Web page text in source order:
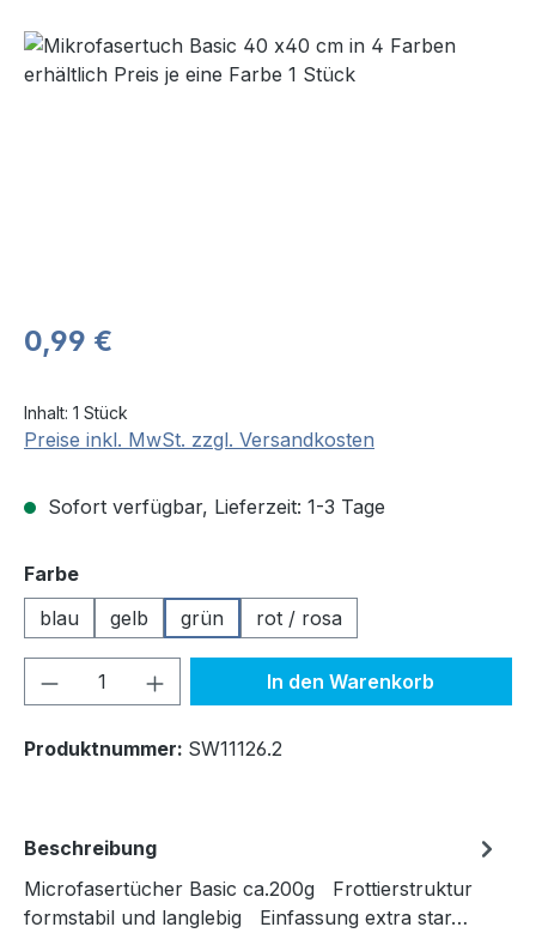
Bildergalerie überspringen
Regulärer Preis:
0,99 €
Inhalt: 1 Stück
Preise inkl. MwSt. zzgl. Versandkosten
Sofort verfügbar, Lieferzeit: 1-3 Tage
Farbeauswählen
blau
gelb grün rot / rosa
Produkt Anzahl: Gib denIn den Warenkorb
Produktnummer: SW11126.2
Beschreibung
Microfasertücher Basic ca.200g Frottierstruktur
formstabil und langlebig Einfassung extra star…